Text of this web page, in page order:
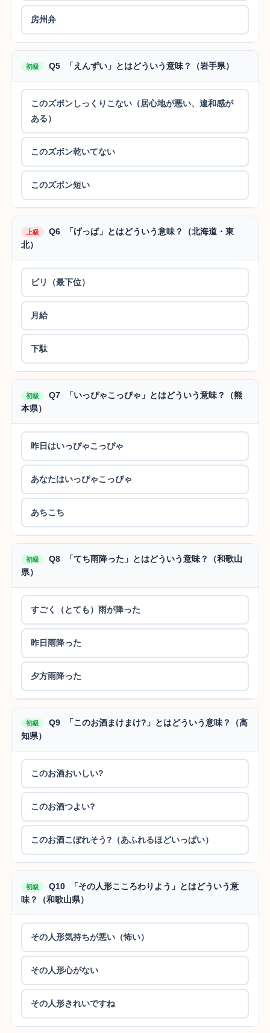
房州弁
初級 Q5 「えんずい」とはどういう意味？（岩手県）
このズボンしっくりこない（居心地が悪い、違和感が
ある）
このズボン乾いてない
このズボン短い
上級
Q6 「げっぱ」とはどういう意味？（北海道・東
北）
ビリ（最下位）
月給
下駄
初級
Q7 「いっぴゃこっぴゃ」とはどういう意味？（熊
本県）
昨日はいっぴゃこっぴゃ
あなたはいっぴゃこっぴゃ
あちこち
初級
Q8 「てち雨降った」とはどういう意味？（和歌山
県）
すごく（とても）雨が降った
昨日雨降った
夕方雨降った
初級
Q9 「このお酒まけまけ?」とはどういう意味？（高
知県）
このお酒おいしい?
このお酒つよい?
このお酒こぼれそう?（あふれるほどいっぱい）
初級
Q10 「その人形こころわりよう」とはどういう意
味？（和歌山県）
その人形気持ちが悪い（怖い）
その人形心がない
その人形きれいですね